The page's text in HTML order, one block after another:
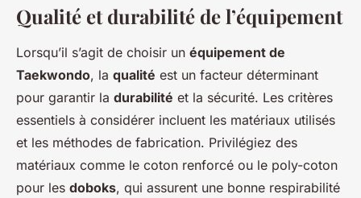
Qualité et durabilité de l’équipement
Lorsqu’il s’agit de choisir un équipement de
Taekwondo, la qualité est un facteur déterminant
pour garantir la durabilité et la sécurité. Les critères
essentiels à considérer incluent les matériaux utilisés
et les méthodes de fabrication. Privilégiez des
matériaux comme le coton renforcé ou le poly-coton
pour les doboks, qui assurent une bonne respirabilité